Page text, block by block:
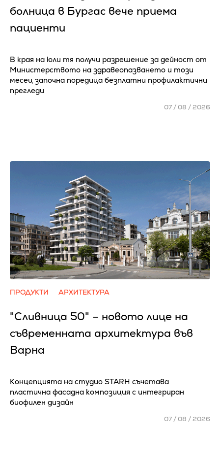
болница в Бургас вече приема
пациенти
В края на юли тя получи разрешение за дейност от
Министерството на здравеопазването и този
месец започна поредица безплатни профилактични
прегледи
07 / 08 / 2026
ПРОДУКТИ АРХИТЕКТУРА
"Сливница 50" – новото лице на
съвременната архитектура във
Варна
Концепцията на студио STARH съчетава
пластична фасадна композиция с интегриран
биофилен дизайн
07 / 08 / 2026